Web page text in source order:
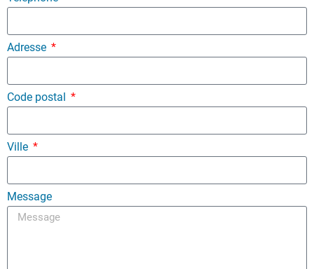
Adresse
Code postal
Ville
Message